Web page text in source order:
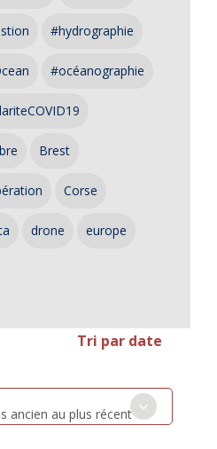
#hydrographie
#océanographie
Brest
Corse
drone europe
Tri par date
ancien au plus récent